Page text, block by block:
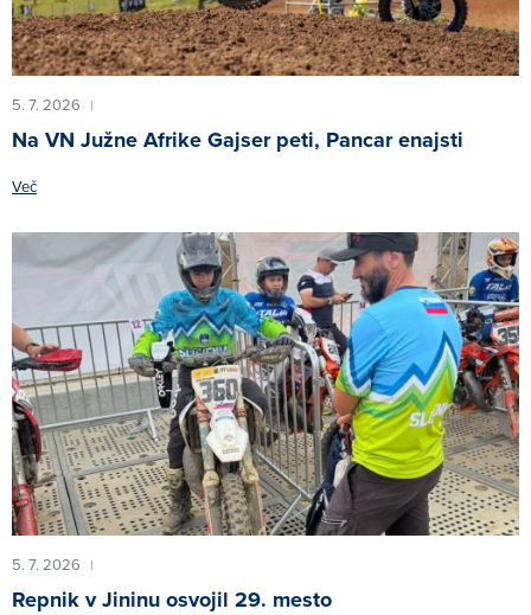
5. 7. 2026 |
Na VN Južne Afrike Gajser peti, Pancar enajsti
Več
5. 7. 2026 |
Repnik v Jininu osvojil 29. mesto